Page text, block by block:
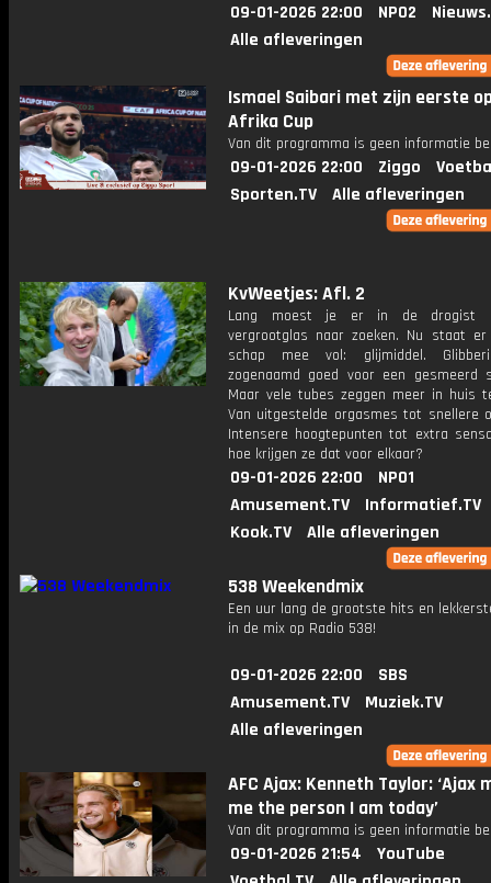
09-01-2026 22:00 NPO2
Alle afleveringen
Ismael Saibari met zijn eerste
Afrika Cup
Van dit programma is geen informatie
09-01-2026 22:00 Ziggo
Sporten.TV
Alle afleveringen
KvWeetjes: Afl. 2
Lang moest je er in de drogist
vergrootglas naar zoeken. Nu staat
schap mee vol: glijmiddel.
zogenaamd goed voor een gesmeerd
Maar vele tubes zeggen meer in huis
Van uitgestelde orgasmes tot snellere
Intensere hoogtepunten tot extra
hoe krijgen ze dat voor elkaar?
09-01-2026 22:00
NPO1
Amusement.TV
Informatief.TV
Kook.TV
Alle afleveringen
538 Weekendmix
Een uur lang de grootste hits en
in de mix op Radio 538!
09-01-2026 22:00
SBS
Amusement.TV
Muziek.TV
Alle afleveringen
AFC Ajax: Kenneth Taylor: ‘Ajax
me the person I am today’
Van dit programma is geen informatie
09-01-2026 21:54
YouTube